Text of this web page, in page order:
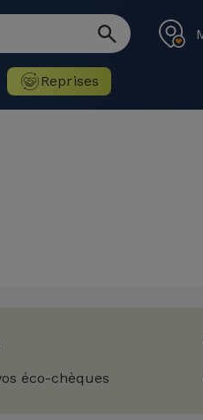
Reprises
éco-chèques